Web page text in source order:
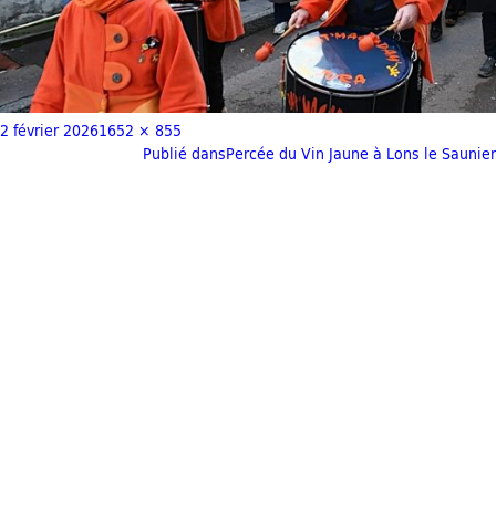
2 février 20261652 × 855
Publié dansPercée du Vin Jaune à Lons le Saunier